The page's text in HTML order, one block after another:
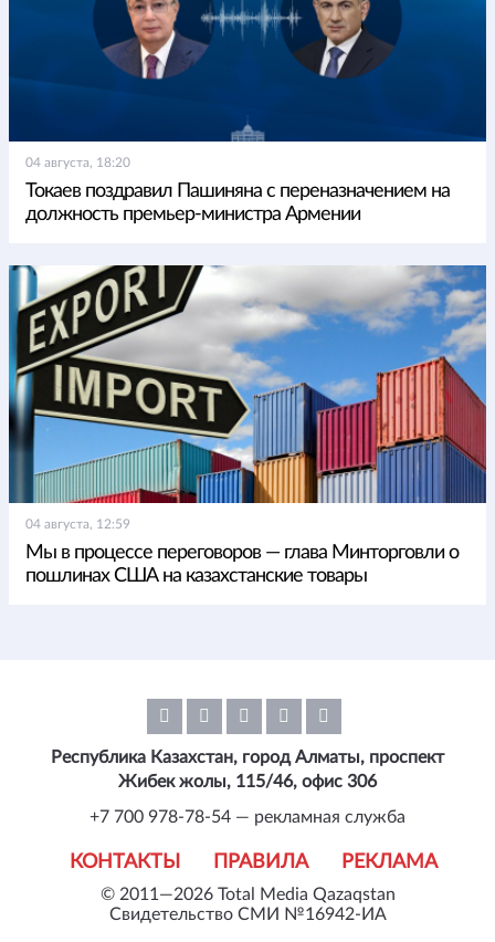
04 августа, 18:20
Токаев поздравил Пашиняна с переназначением на
должность премьер-министра Армении
04 августа, 12:59
Мы в процессе переговоров — глава Минторговли о
пошлинах США на казахстанские товары
© 2011—2026 Total Media Qazaqstan
Свидетельство СМИ №16942-ИА
КОНТАКТЫ ПРАВИЛА РЕКЛАМА
Республика Казахстан, город Алматы, проспект
Жибек жолы, 115/46, офис 306
+7 700 978-78-54 — рекламная служба